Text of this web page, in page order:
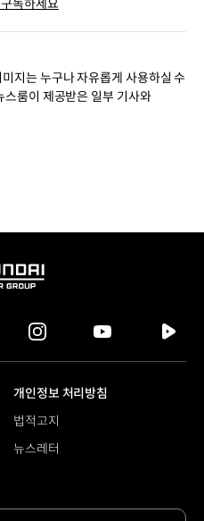
독하세요
지는 누구나 자유롭게 사용하실 수
룸이 제공받은 일부 기사와
instagram
tv
개인정보 처리방침
법적고지
뉴스레터